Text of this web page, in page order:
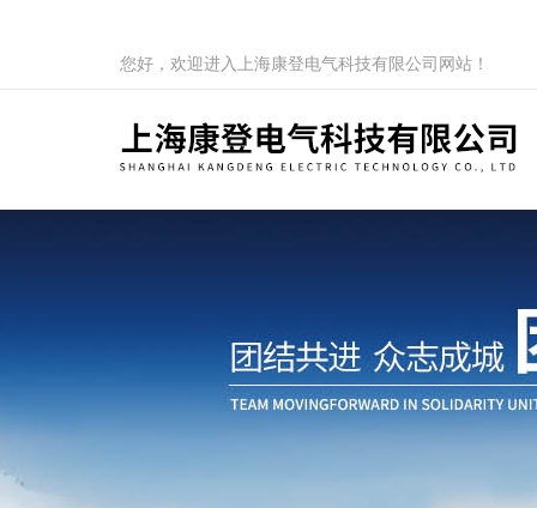
您好，欢迎进入上海康登电气科技有限公司网站！